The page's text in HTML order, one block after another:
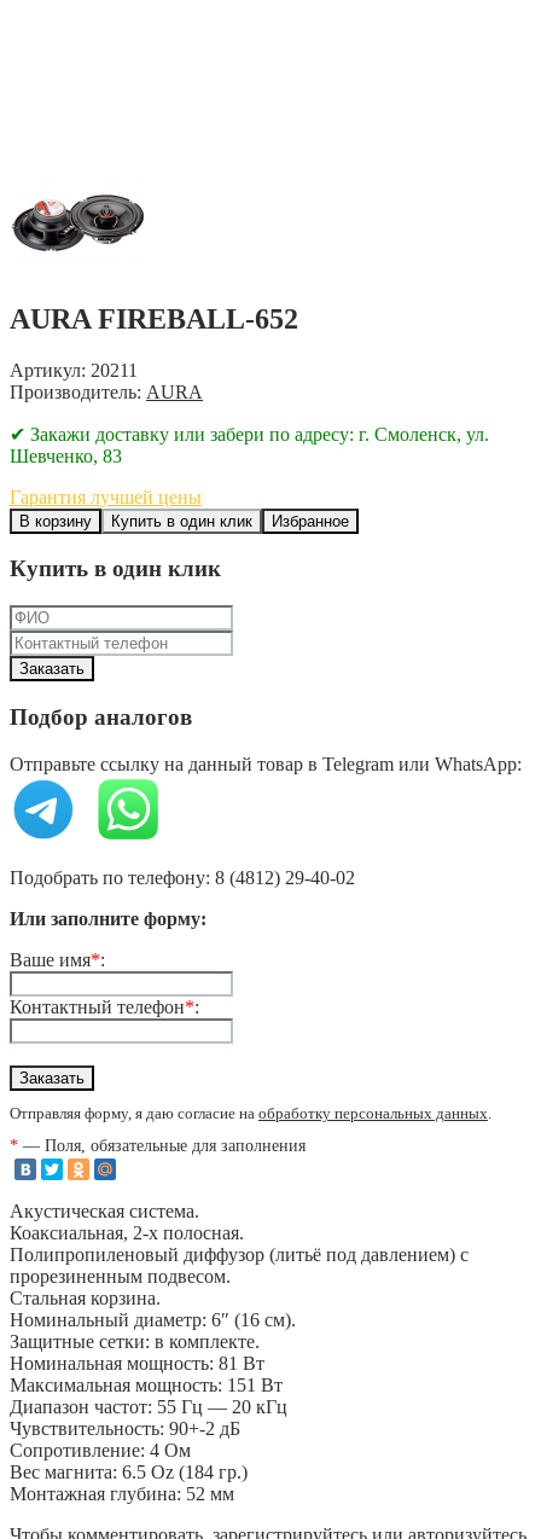
AURA FIREBALL-652
Артикул: 20211
Производитель: AURA
✔ Закажи доставку или забери по адресу: г. Смоленск, ул.
Шевченко, 83
Гарантия лучшей цены
В корзину Купить в один клик Избранное
Купить в один клик
Подбор аналогов
Отправьте ссылку на данный товар в Telegram или WhatsApp:
Подобрать по телефону: 8 (4812) 29-40-02
Или заполните форму:
Ваше имя*:
Контактный телефон*:
Отправляя форму, я даю согласие на обработку персональных данных.
* — Поля, обязательные для заполнения
Акустическая система.
Коаксиальная, 2-х полосная.
Полипропиленовый диффузор (литьё под давлением) с
прорезиненным подвесом.
Стальная корзина.
Номинальный диаметр: 6″ (16 см).
Защитные сетки: в комплекте.
Номинальная мощность: 81 Вт
Максимальная мощность: 151 Вт
Диапазон частот: 55 Гц — 20 кГц
Чувствительность: 90+-2 дБ
Сопротивление: 4 Ом
Вес магнита: 6.5 Oz (184 гр.)
Монтажная глубина: 52 мм
Чтобы комментировать, зарегистрируйтесь или авторизуйтесь